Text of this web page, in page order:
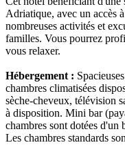
Adriatique, avec un accès
nombreuses activités et
familles. Vous pourrez
vous relaxer.
Hébergement :
chambres climatisées
sèche-cheveux, télévision
à disposition. Mini bar
chambres sont dotées d'un
Les chambres standards